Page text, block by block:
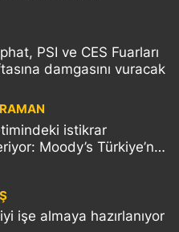
PSI ve CES Fuarları
damgasını vuracak
istikrar
Moody’s Türkiye’nin
işe almaya hazırlanıyor